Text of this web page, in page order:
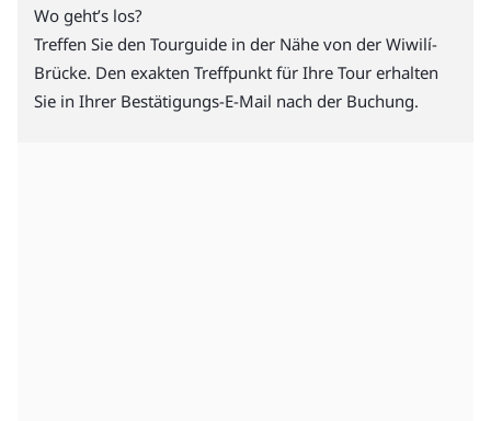
Wo geht’s los?
Treffen Sie den Tourguide in der Nähe von der Wiwilí-
Brücke. Den exakten Treffpunkt für Ihre Tour erhalten
Sie in Ihrer Bestätigungs-E-Mail nach der Buchung.